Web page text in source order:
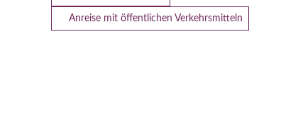
Anreise mit öffentlichen Verkehrsmitteln